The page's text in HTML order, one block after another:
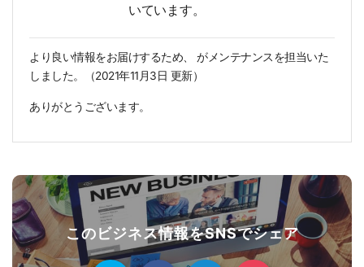
いています。
より良い情報をお届けするため、
がメンテナンスを担当いた
しました。（2021年11月3日 更新）
ありがとうございます。
このビジネス情報をSNSでシェア